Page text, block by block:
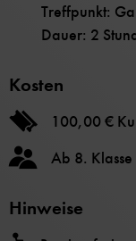
Treffpunkt:
Dauer: 2
Kosten
100,00 €
Ab 8.
Hinweise